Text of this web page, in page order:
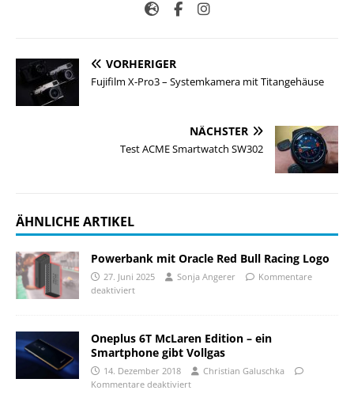
VORHERIGER
Fujifilm X-Pro3 – Systemkamera mit Titangehäuse
NÄCHSTER
Test ACME Smartwatch SW302
ÄHNLICHE ARTIKEL
Powerbank mit Oracle Red Bull Racing Logo
27. Juni 2025 Sonja Angerer
Kommentare
deaktiviert
Oneplus 6T McLaren Edition – ein
Smartphone gibt Vollgas
14. Dezember 2018
Christian Galuschka
Kommentare deaktiviert